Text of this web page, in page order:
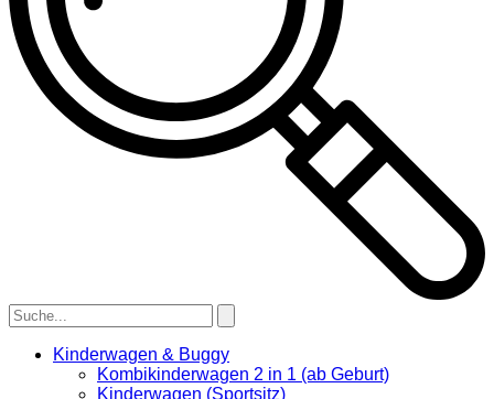
Kinderwagen & Buggy
Kombikinderwagen 2 in 1 (ab Geburt)
Kinderwagen (Sportsitz)